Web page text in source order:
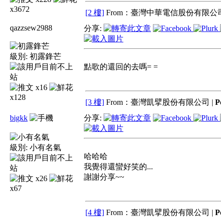
x3672
[2 樓] From：臺灣中華電信股份有限公
qazzsew2988
級別: 初露鋒芒
x16
x128
分享:
點歌的還回的去嗎= =
[3 樓] From：臺灣凱擘股份有限公司 |
bigkk
級別: 小有名氣
x26
x67
分享:
哈哈哈
我覺得還蠻好笑的...
謝謝分享~~
[4 樓] From：臺灣凱擘股份有限公司 |